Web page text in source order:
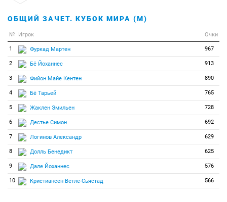
ОБЩИЙ ЗАЧЕТ. КУБОК МИРА (М)
№ Игрок Очки
1 Фуркад Мартен 967
2 Бё Йоханнес 913
3 Фийон Майе Кентен 890
4 Бё Тарьей 765
5 Жаклен Эмильен 728
6 Дестье Симон 692
7 Логинов Александр 629
8 Долль Бенедикт 625
9 Дале Йоханнес 576
10 Кристиансен Ветле-Сьястад 566